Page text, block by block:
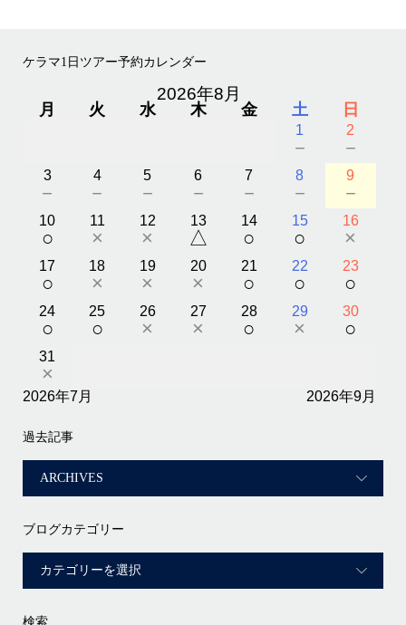
ケラマ1日ツアー予約カレンダー
2026年8月
月 火 水 木 金 土 日
1
－
2
－
3
－
4
－
5
－
6
－
7
－
8
－
9
－
10
○
11
×
12
×
13
△
14
○
15
○
16
×
17
○
18
×
19
×
20
×
21
○
22
○
23
○
24
○
25
○
26
×
27
×
28
○
29
×
30
○
31
×
2026年7月 2026年9月
過去記事
ブログカテゴリー
検索